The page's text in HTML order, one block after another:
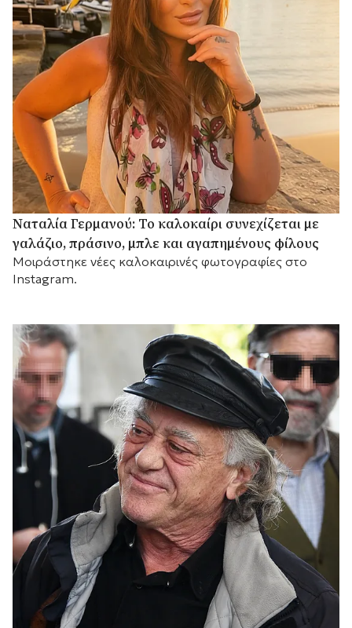
Ναταλία Γερμανού: Το καλοκαίρι συνεχίζεται με
γαλάζιο, πράσινο, μπλε και αγαπημένους φίλους
Mοιράστηκε νέες καλοκαιρινές φωτογραφίες στο
Instagram.